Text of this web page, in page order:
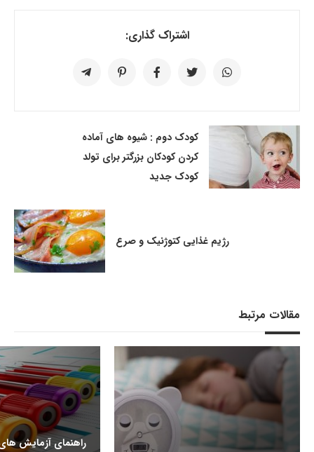
اشتراک گذاری:
کودک دوم : شیوه های آماده
کردن کودکان بزرگتر برای تولد
کودک جدید
رژیم غذایی کتوژنیک و صرع
مقالات مرتبط
راهنمای آزمایش